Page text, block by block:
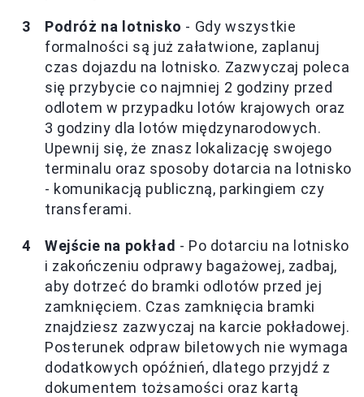
Podróż na lotnisko - Gdy wszystkie
formalności są już załatwione, zaplanuj
czas dojazdu na lotnisko. Zazwyczaj poleca
się przybycie co najmniej 2 godziny przed
odlotem w przypadku lotów krajowych oraz
3 godziny dla lotów międzynarodowych.
Upewnij się, że znasz lokalizację swojego
terminalu oraz sposoby dotarcia na lotnisko
- komunikacją publiczną, parkingiem czy
transferami.
Wejście na pokład - Po dotarciu na lotnisko
i zakończeniu odprawy bagażowej, zadbaj,
aby dotrzeć do bramki odlotów przed jej
zamknięciem. Czas zamknięcia bramki
znajdziesz zazwyczaj na karcie pokładowej.
Posterunek odpraw biletowych nie wymaga
dodatkowych opóźnień, dlatego przyjdź z
dokumentem tożsamości oraz kartą